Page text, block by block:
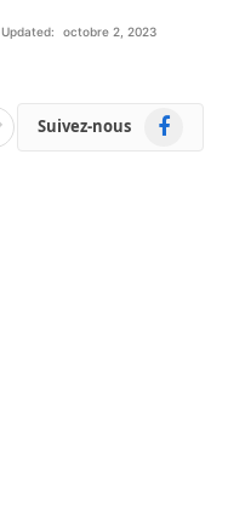
Updated: octobre 2, 2023
Suivez-nous Facebook